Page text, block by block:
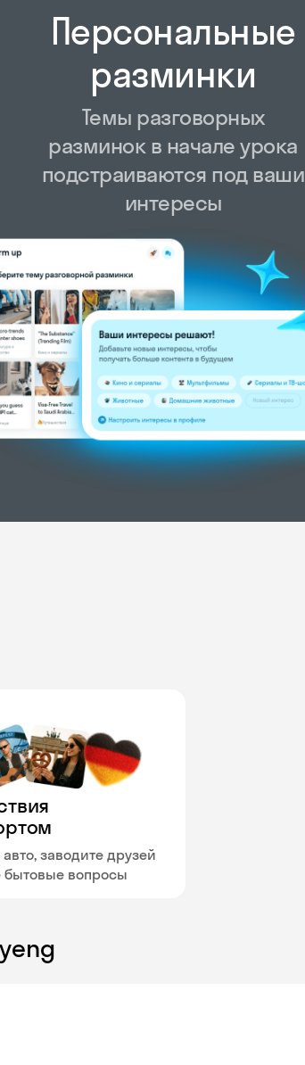
Персональные
разминки
Темы разговорных
разминок в начале урока
подстраиваются под ваши
интересы
заводите друзей
бытовые вопросы